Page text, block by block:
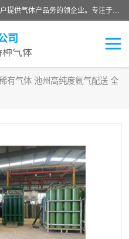
常州泳鑫气体有限公司是一家致力于为客户提供气体产品务的领企业。专注于环氧乙烷剂、环氧乙烷、高纯气体以及稀有和特种气体的研发、生产、销售和配送，产品广泛应用于医疗、电子、科研、化工、食品等多个领域。主要产品有：环氧乙烷灭菌剂，环氧乙烷，高纯氩，氮，氪，氙，氖，氘，笑，氦，氢，氧等各种稀有和特种气体。
司
气体
有气体 池州高纯度氩气配送 全